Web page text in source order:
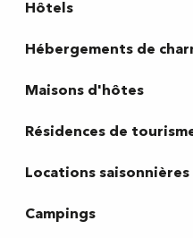
Hôtels
Hébergements de
Maisons d'hôtes
Résidences de
Locations saisonnières
Campings
Brochures